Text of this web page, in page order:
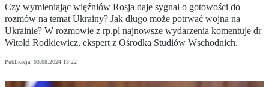
Czy wymieniając więźniów Rosja daje sygnał o gotowości do
rozmów na temat Ukrainy? Jak długo może potrwać wojna na
Ukrainie? W rozmowie z rp.pl najnowsze wydarzenia komentuje dr
Witold Rodkiewicz, ekspert z Ośrodka Studiów Wschodnich.
Publikacja: 03.08.2024 13:22